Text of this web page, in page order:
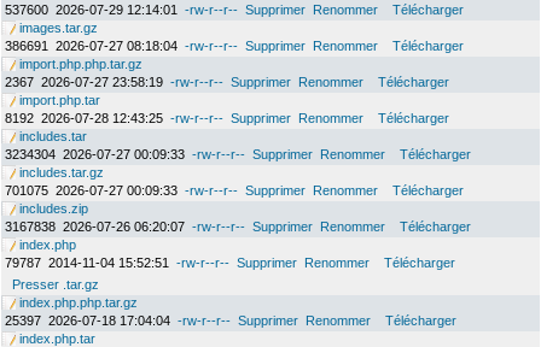
537600 2026-07-29 12:14:01 -rw-r--r-- Supprimer Renommer
Télécharger
images.tar.gz
386691
2026-07-27 08:18:04 -rw-r--r-- Supprimer Renommer
Télécharger
import.php.php.tar.gz
2367 2026-07-27 23:58:19 -rw-r--r-- Supprimer Renommer
Télécharger
import.php.tar
8192 2026-07-28 12:43:25 -rw-r--r-- Supprimer Renommer
Télécharger
includes.tar
3234304 2026-07-27 00:09:33 -rw-r--r-- Supprimer Renommer
Télécharger
includes.tar.gz
701075 2026-07-27 00:09:33 -rw-r--r-- Supprimer Renommer
Télécharger
includes.zip
3167838 2026-07-26 06:20:07 -rw-r--r-- Supprimer Renommer
Télécharger
index.php
79787 2014-11-04 15:52:51 -rw-r--r-- Supprimer Renommer
Télécharger
Presser .tar.gz
index.php.php.tar.gz
25397 2026-07-18 17:04:04 -rw-r--r-- Supprimer Renommer
Télécharger
index.php.tar